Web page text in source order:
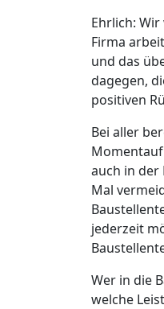
Ehrlich:
Firma
und das
dagegen,
positiven
Bei aller
auch in der
Mal
jederzeit
Wer in die
welche